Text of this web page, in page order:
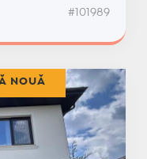
#101989
NOUĂ